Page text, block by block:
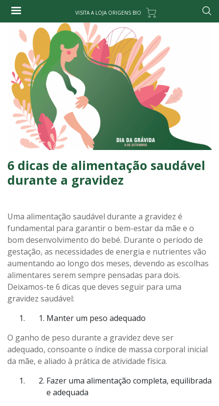
para
o
conteúdo
principal
VISITA A LOJA ORIGENS BIO
6 dicas de alimentação saudável
durante a gravidez
Uma alimentação saudável durante a gravidez é
fundamental para garantir o bem-estar da mãe e o
bom desenvolvimento do bebé. Durante o período de
gestação, as necessidades de energia e nutrientes vão
aumentando ao longo dos meses, devendo as escolhas
alimentares serem sempre pensadas para dois.
Deixamos-te 6 dicas que deves seguir para uma
gravidez saudável:
Manter um peso adequado
O ganho de peso durante a gravidez deve ser
adequado, consoante o índice de massa corporal inicial
da mãe, e aliado à prática de atividade física.
Fazer uma alimentação completa, equilibrada
e adequada